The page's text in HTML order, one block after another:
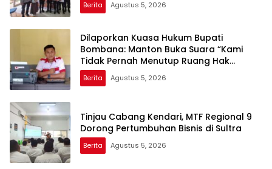
Berita Agustus 5, 2026
Dilaporkan Kuasa Hukum Bupati
Bombana: Manton Buka Suara “Kami
Tidak Pernah Menutup Ruang Hak
Jawab”
Berita Agustus 5, 2026
Tinjau Cabang Kendari, MTF Regional 9
Dorong Pertumbuhan Bisnis di Sultra
Berita Agustus 5, 2026